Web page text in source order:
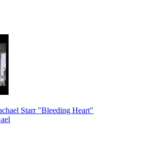
Starr "Bleeding Heart"